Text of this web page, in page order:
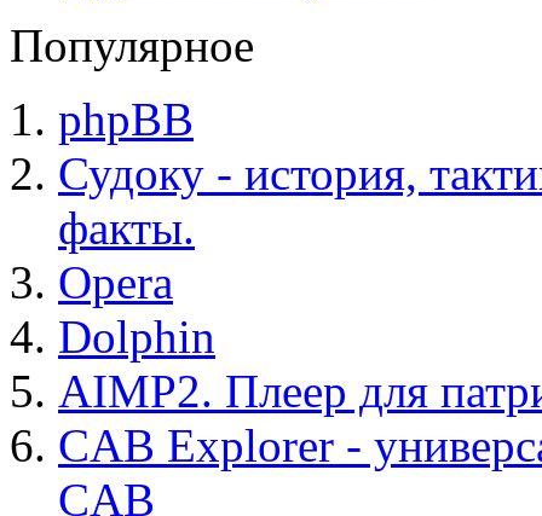
Популярное
phpBB
Судоку - история,
факты.
Opera
Dolphin
AIMP2. Плеер для
CAB Explorer -
CAB